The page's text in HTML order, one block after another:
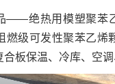
——绝热用模塑聚苯
燃级可发性聚苯乙烯
板保温、冷库、空